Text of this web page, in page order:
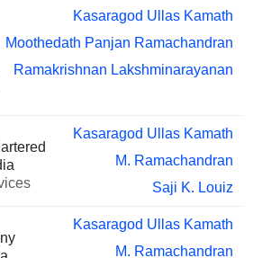
Kasaragod Ullas Kamath
Moothedath Panjan Ramachandran
Ramakrishnan Lakshminarayanan
Kasaragod Ullas Kamath
M. Ramachandran
Saji K. Louiz
Kasaragod Ullas Kamath
M. Ramachandran